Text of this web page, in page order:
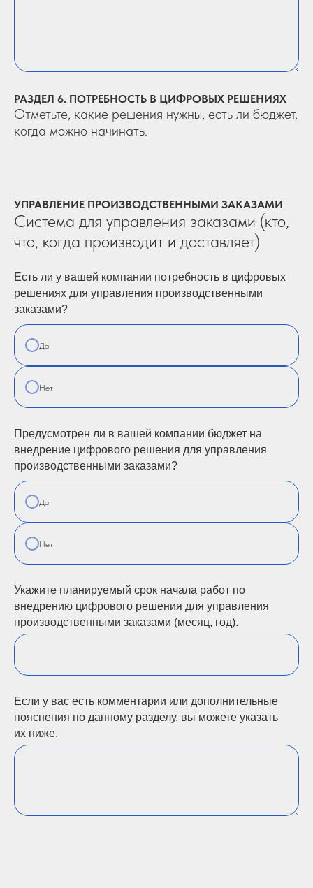
РАЗДЕЛ 6. ПОТРЕБНОСТЬ В ЦИФРОВЫХ РЕШЕНИЯХ
Отметьте, какие решения нужны, есть ли бюджет,
когда можно начинать.
УПРАВЛЕНИЕ ПРОИЗВОДСТВЕННЫМИ ЗАКАЗАМИ
Система для управления заказами (кто,
что, когда производит и доставляет)
Есть ли у вашей компании потребность в цифровых
решениях для управления производственными
заказами?
Да
Нет
Предусмотрен ли в вашей компании бюджет на
внедрение цифрового решения для управления
производственными заказами?
Да
Нет
Укажите планируемый срок начала работ по
внедрению цифрового решения для управления
производственными заказами (месяц, год).
Если у вас есть комментарии или дополнительные
пояснения по данному разделу, вы можете указать
их ниже.